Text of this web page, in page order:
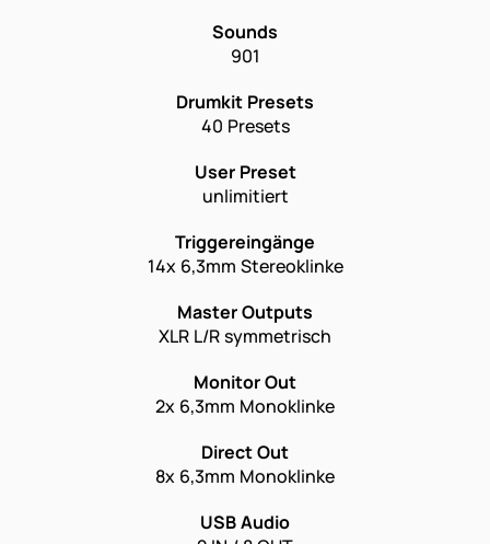
Sounds
901
Drumkit Presets
40 Presets
User Preset
unlimitiert
Triggereingänge
14x 6,3mm Stereoklinke
Master Outputs
XLR L/R symmetrisch
Monitor Out
2x 6,3mm Monoklinke
Direct Out
8x 6,3mm Monoklinke
USB Audio